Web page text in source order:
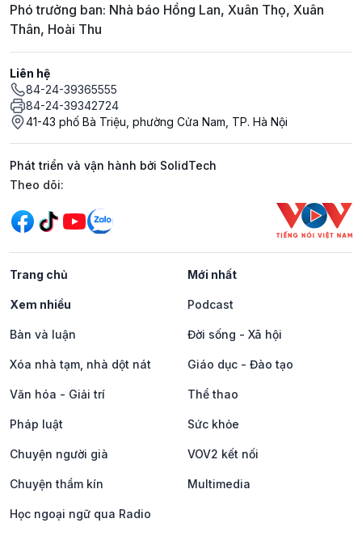
Phó trưởng ban: Nhà báo Hồng Lan, Xuân Thọ, Xuân
Thân, Hoài Thu
Liên hệ
84-24-39365555
84-24-39342724
41-43 phố Bà Triệu, phường Cửa Nam, TP. Hà Nội
Phát triển và vận hành bởi SolidTech
Mạng xã hội
Theo dõi:
Trang chủ Mới nhất
Xem nhiều Podcast
Bàn và luận Đời sống - Xã hội
Xóa nhà tạm, nhà dột nát Giáo dục - Đào tạo
Văn hóa - Giải trí Thể thao
Pháp luật Sức khỏe
Chuyện người già VOV2 kết nối
Chuyện thầm kín Multimedia
Học ngoại ngữ qua Radio